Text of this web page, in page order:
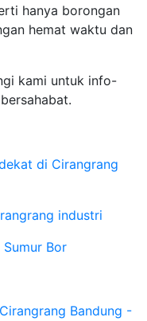
hanya borongan
hemat waktu dan
kami untuk info-
di Cirangrang
industri
Bor
Bandung -